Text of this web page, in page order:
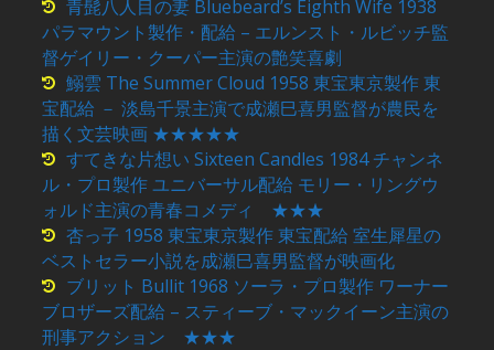
青髭八人目の妻 Bluebeard’s Eighth Wife 1938
パラマウント製作・配給 – エルンスト・ルビッチ監
督ゲイリー・クーパー主演の艶笑喜劇
鰯雲 The Summer Cloud 1958 東宝東京製作 東
宝配給 － 淡島千景主演で成瀬巳喜男監督が農民を
描く文芸映画 ★★★★★
すてきな片想い Sixteen Candles 1984 チャンネ
ル・プロ製作 ユニバーサル配給 モリー・リングウ
ォルド主演の青春コメディ ★★★
杏っ子 1958 東宝東京製作 東宝配給 室生犀星の
ベストセラー小説を成瀬巳喜男監督が映画化
ブリット Bullit 1968 ソーラ・プロ製作 ワーナー
ブロザーズ配給 – スティーブ・マックイーン主演の
刑事アクション ★★★